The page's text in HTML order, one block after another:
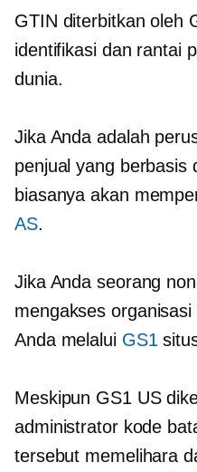
GTIN diterbitkan oleh
identifikasi dan rantai
dunia.
Jika Anda adalah
penjual yang berbasis
biasanya akan
AS.
Jika Anda seorang
mengakses
Anda melalui GS1
Meskipun GS1 US
administrator kode
tersebut memelihara